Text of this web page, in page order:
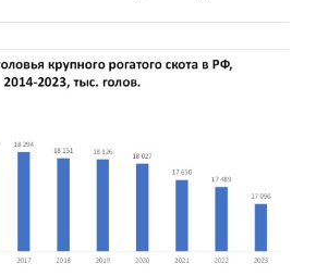
поголовья –
дойных
решение:
планы молочных ферм
под решения компаний Lely
(Швеция). С 2022 г.